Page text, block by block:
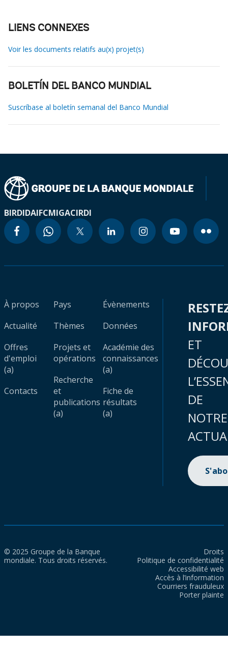
LIENS CONNEXES
Voir les documents relatifs au(x) projet(s)
BOLETÍN DEL BANCO MUNDIAL
Suscríbase al boletín semanal del Banco Mundial
BIRDIDAIFCMIGACIRDI
À propos
Actualité
Offres
d'emploi
(a)
Contacts
Pays
Thèmes
Projets et
opérations
Recherche
et
publications
(a)
Évènements
Données
Académie des
connaissances
(a)
Fiche de
résultats
(a)
ET
DE
NOTRE
© 2025 Groupe de la Banque
mondiale. Tous droits réservés.
Droits
Politique de confidentialité
Accessibilité web
Accès à l’information
Courriers frauduleux
Porter plainte